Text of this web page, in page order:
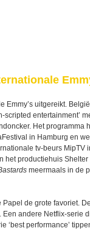
Emmy’s uitgereikt.
entertainment’
Het programma
in Hamburg en
tv-beurs MipTV
het productiehuis Shelter
meermaals in de
Papel de grote favoriet.
andere Netflix-serie
‘best performance’